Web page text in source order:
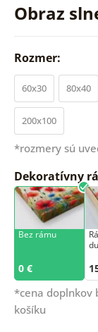
Obraz
Rozmer:
60x30 80x40
200x100
*rozmery sú
Dekoratívny
Bez rámu
0 €
*cena doplnkov
košíku